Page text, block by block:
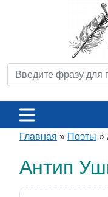
Главная » Поэты »
Антип